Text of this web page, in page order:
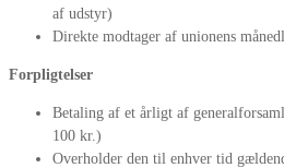
af udstyr)
Direkte modtager af unionens
Forpligtelser
Betaling af et årligt af
100 kr.)
Overholder den til enhver tid